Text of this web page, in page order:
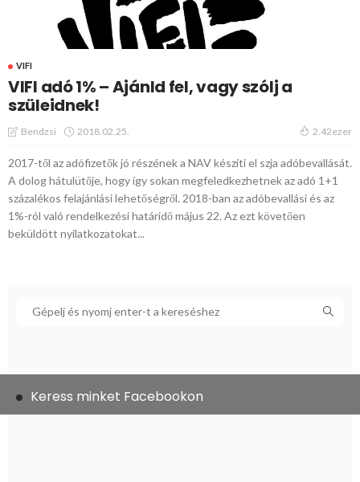
VIFI
VIFI adó 1% – Ajánld fel, vagy szólj a
szüleidnek!
Bendzsi 2018.02.25. 2.42ezer
2017-től az adófizetők jó részének a NAV készíti el szja adóbevallását.
A dolog hátulütője, hogy így sokan megfeledkezhetnek az adó 1+1
százalékos felajánlási lehetőségről. 2018-ban az adóbevallási és az
1%-ról való rendelkezési határidő május 22. Az ezt követően
beküldött nyilatkozatokat...
Keress minket Facebookon